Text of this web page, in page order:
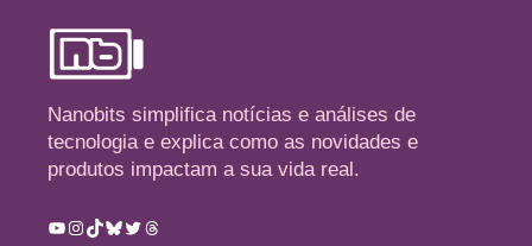
Nanobits simplifica notícias e análises de
tecnologia e explica como as novidades e
produtos impactam a sua vida real.
Youtube
Instagram
TikTok
Bluesky
TwitterThreads